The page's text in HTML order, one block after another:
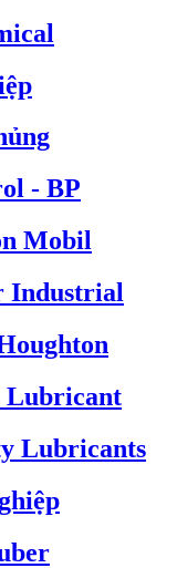
- BP
Mobil
Industrial
Lubricant
Lubricants